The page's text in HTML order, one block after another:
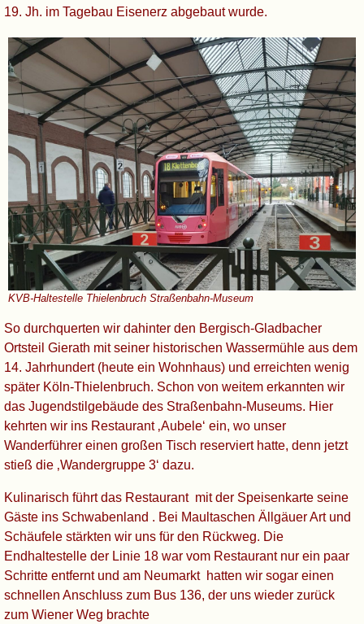
19. Jh. im Tagebau Eisenerz abgebaut wurde.
KVB-Haltestelle Thielenbruch Straßenbahn-Museum
So durchquerten wir dahinter den Bergisch-Gladbacher
Ortsteil Gierath mit seiner historischen Wassermühle aus dem
14. Jahrhundert (heute ein Wohnhaus) und erreichten wenig
später Köln-Thielenbruch. Schon von weitem erkannten wir
das Jugendstilgebäude des Straßenbahn-Museums. Hier
kehrten wir ins Restaurant ‚Aubele‘ ein, wo unser
Wanderführer einen großen Tisch reserviert hatte, denn jetzt
stieß die ‚Wandergruppe 3‘ dazu.
Kulinarisch führt das Restaurant mit der Speisenkarte seine
Gäste ins Schwabenland . Bei Maultaschen Ällgäuer Art und
Schäufele stärkten wir uns für den Rückweg. Die
Endhaltestelle der Linie 18 war vom Restaurant nur ein paar
Schritte entfernt und am Neumarkt hatten wir sogar einen
schnellen Anschluss zum Bus 136, der uns wieder zurück
zum Wiener Weg brachte